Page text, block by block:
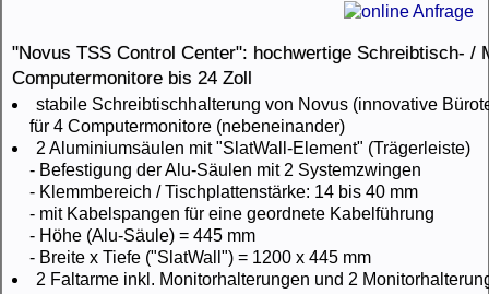
"Novus TSS Control Center": hochwertige Schreibtisch- /
Computermonitore bis 24 Zoll
stabile Schreibtischhalterung von Novus (innovative
für 4 Computermonitore (nebeneinander)
2 Aluminiumsäulen mit "SlatWall-Element" (Trägerleiste)
- Befestigung der Alu-Säulen mit 2 Systemzwingen
- Klemmbereich / Tischplattenstärke: 14 bis 40 mm
- mit Kabelspangen für eine geordnete Kabelführung
- Höhe (Alu-Säule) = 445 mm
- Breite x Tiefe ("SlatWall") = 1200 x 445 mm
2 Faltarme inkl. Monitorhalterungen und 2